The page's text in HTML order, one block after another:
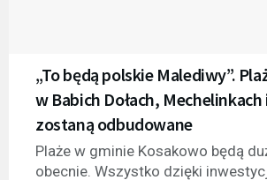
„To będą polskie Malediwy”.
w Babich Dołach, Mechelinkach
zostaną odbudowane
Plaże w gminie Kosakowo będą
obecnie. Wszystko dzięki